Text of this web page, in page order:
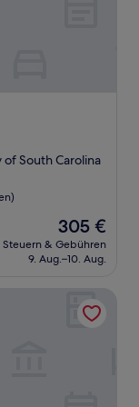
South Carolina
Der
Preis
beträgt
305 €
Steuern & Gebühren
9. Aug.–10. Aug.